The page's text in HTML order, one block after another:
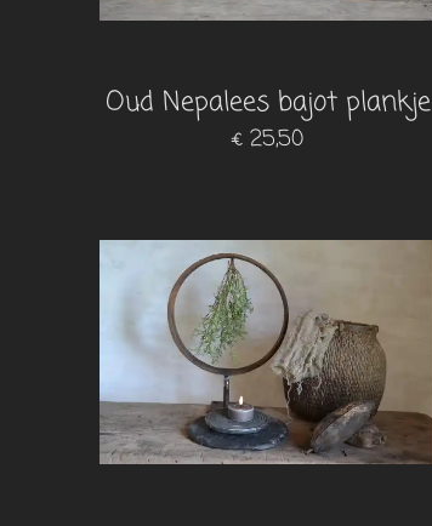
Oud Nepalees bajot plankje
€ 25,50